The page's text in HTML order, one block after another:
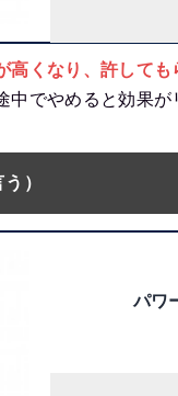
くなり、許しても
でやめると効果が
）
パワ